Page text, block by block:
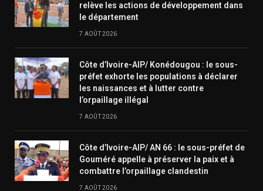
relève les actions de développement dans
le département
7 AOÛT 2026
Côte d’Ivoire-AIP/ Konédougou : le sous-
préfet exhorte les populations à déclarer
les naissances et à lutter contre
l’orpaillage illégal
7 AOÛT 2026
Côte d’Ivoire-AIP/ AN 66 : le sous-préfet de
Gouméré appelle à préserver la paix et à
combattre l’orpaillage clandestin
7 AOÛT 2026